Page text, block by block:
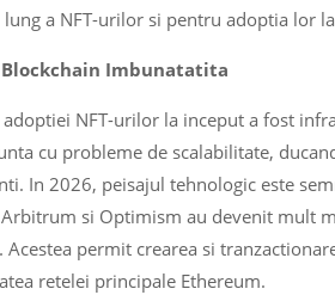
a NFT-urilor si pentru adoptia lor
Imbunatatita
NFT-urilor la inceput a fost
cu probleme de scalabilitate,
In 2026, peisajul tehnologic este
si Optimism au devenit mult
permit crearea si
retelei principale Ethereum.